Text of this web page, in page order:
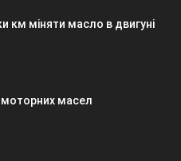
км міняти масло в двигуні
масел